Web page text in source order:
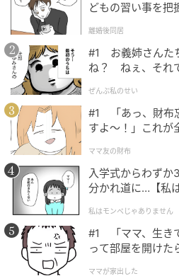
対応ストア：Google Playス
利用例：YouTube、Netflix
リ、知育アプリ、ポッドキャ
再生環境：テレビキットな
アプリの映像再生が可能
Google Playストアから好み
きるのが特長です。
動画、音楽、ナビ、学習系ま
内での過ごし方を自由に組み
どもの習い事を把
離婚後同居
#1 お義姉さんた
ね？ ねぇ、それ
ぜんぶ私のせい
#1 「あっ、財布
すよ〜！」これが
ママ友の財布
入学式からわずか
分かれ道に…【私
私はモンペじゃありません
#1 「ママ、生き
って部屋を開けた
ママが家出した